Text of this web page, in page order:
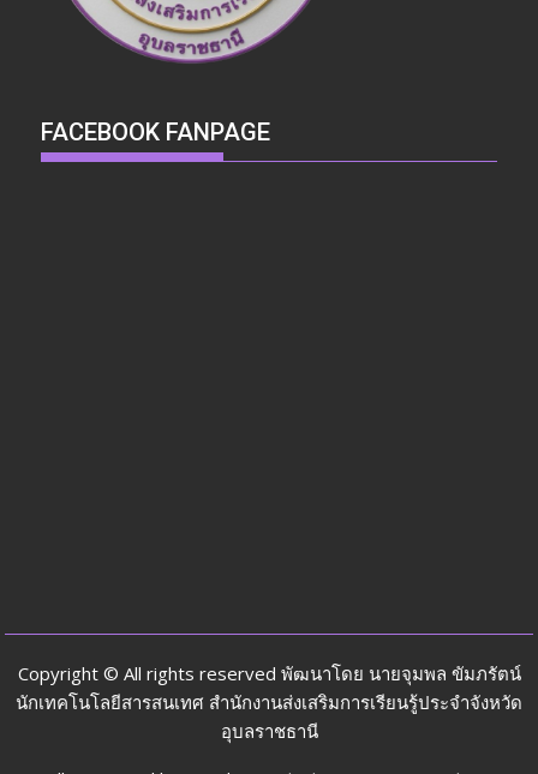
FACEBOOK FANPAGE
Copyright © All rights reserved พัฒนาโดย นายจุมพล ขัมภรัตน์
นักเทคโนโลยีสารสนเทศ สำนักงานส่งเสริมการเรียนรู้ประจำจังหวัด
อุบลราชธานี